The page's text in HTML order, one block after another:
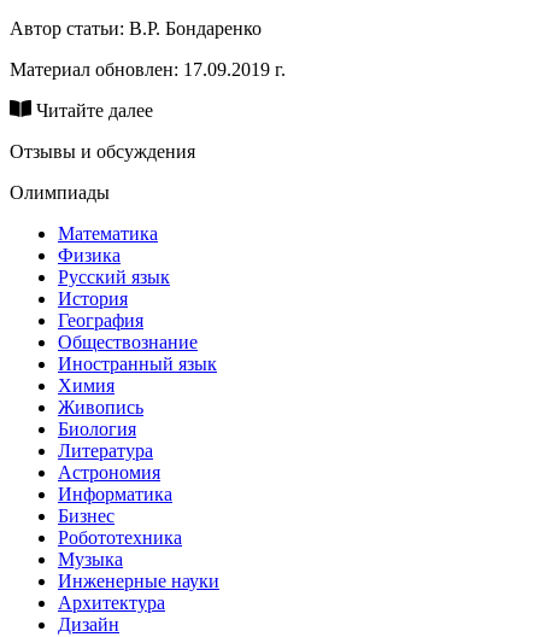
Автор статьи: В.Р. Бондаренко
Материал обновлен: 17.09.2019 г.
Читайте далее
Отзывы и обсуждения
Олимпиады
Математика
Физика
Русский язык
История
География
Обществознание
Иностранный язык
Химия
Живопись
Биология
Литература
Астрономия
Информатика
Бизнес
Робототехника
Музыка
Инженерные науки
Архитектура
Дизайн